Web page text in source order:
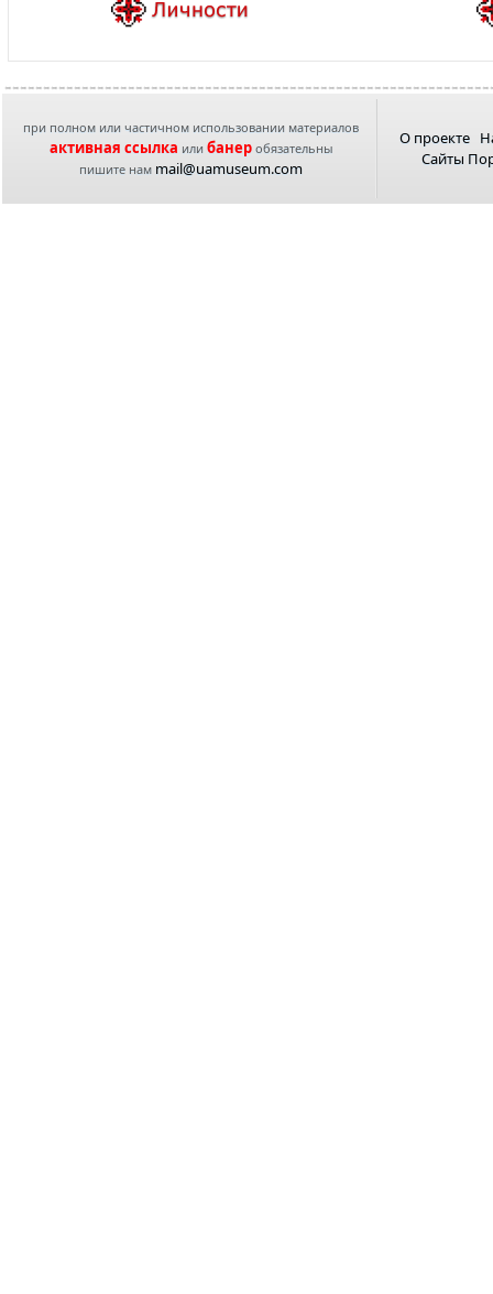
при полном или частичном использовании материалов
активная ссылка или банеробязательны
пишите нам mail@uamuseum.com
О проекте
Сайты